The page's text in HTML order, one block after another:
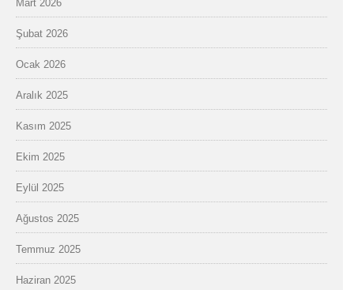
Mart 2026
Şubat 2026
Ocak 2026
Aralık 2025
Kasım 2025
Ekim 2025
Eylül 2025
Ağustos 2025
Temmuz 2025
Haziran 2025